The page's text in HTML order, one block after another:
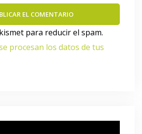
para reducir el spam.
procesan los datos de tus